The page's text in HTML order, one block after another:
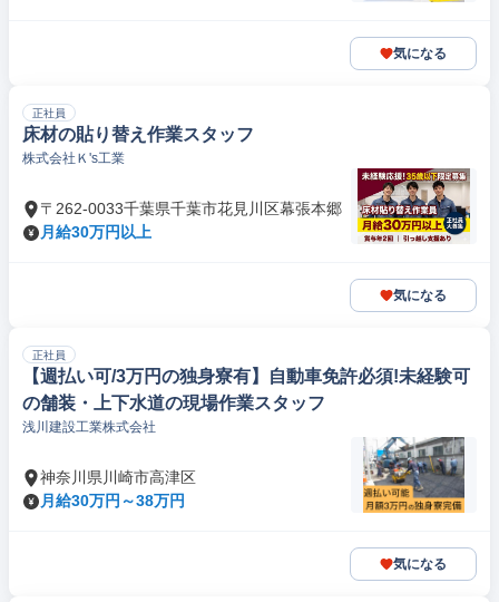
気になる
正社員
床材の貼り替え作業スタッフ
株式会社Ｋ's工業
〒262-0033千葉県千葉市花見川区幕張本郷
月給30万円以上
気になる
正社員
【週払い可/3万円の独身寮有】自動車免許必須!未経験可
の舗装・上下水道の現場作業スタッフ
浅川建設工業株式会社
神奈川県川崎市高津区
月給30万円～38万円
気になる